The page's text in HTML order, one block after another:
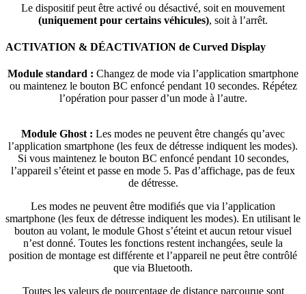
Le dispositif peut être activé ou désactivé, soit en mouvement
(uniquement pour certains véhicules), soit à l’arrêt.
ACTIVATION & DÉACTIVATION de Curved Display
Module standard : Changez de mode via l’application smartphone
ou maintenez le bouton BC enfoncé pendant 10 secondes. Répétez
l’opération pour passer d’un mode à l’autre.
Module Ghost : Les modes ne peuvent être changés qu’avec
l’application smartphone (les feux de détresse indiquent les modes).
Si vous maintenez le bouton BC enfoncé pendant 10 secondes,
l’appareil s’éteint et passe en mode 5. Pas d’affichage, pas de feux
de détresse.
Les modes ne peuvent être modifiés que via l’application
smartphone (les feux de détresse indiquent les modes). En utilisant le
bouton au volant, le module Ghost s’éteint et aucun retour visuel
n’est donné. Toutes les fonctions restent inchangées, seule la
position de montage est différente et l’appareil ne peut être contrôlé
que via Bluetooth.
Toutes les valeurs de pourcentage de distance parcourue sont